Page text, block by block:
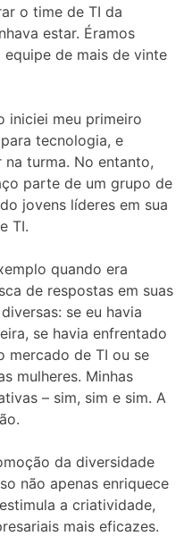
o time de TI da
estar. Éramos
equipe de mais de vinte
iniciei meu primeiro
tecnologia, e
na turma. No entanto,
parte de um grupo de
jovens líderes em sua
TI.
quando era
de respostas em suas
se eu havia
se havia enfrentado
mercado de TI ou se
mulheres. Minhas
– sim, sim e sim. A
da diversidade
não apenas enriquece
a criatividade,
mais eficazes.